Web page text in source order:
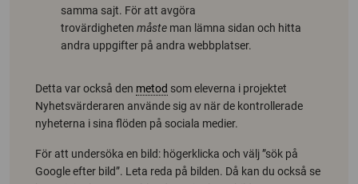
samma sajt. För att avgöra
trovärdigheten måste man lämna sidan och hitta
andra uppgifter på andra webbplatser.
Detta var också den metod som eleverna i projektet
Nyhetsvärderaren använde sig av när de kontrollerade
nyheterna i sina flöden på sociala medier.
För att undersöka en bild: högerklicka och välj ”sök på
Google efter bild”. Leta reda på bilden. Då kan du också se